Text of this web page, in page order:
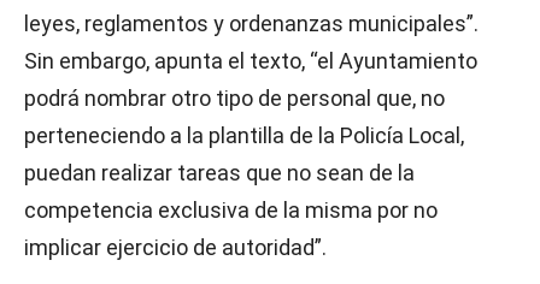
leyes, reglamentos y ordenanzas municipales”.
Sin embargo, apunta el texto, “el Ayuntamiento
podrá nombrar otro tipo de personal que, no
perteneciendo a la plantilla de la Policía Local,
puedan realizar tareas que no sean de la
competencia exclusiva de la misma por no
implicar ejercicio de autoridad”.